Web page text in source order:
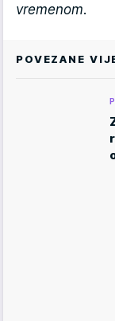
vremenom.
POVEZANE